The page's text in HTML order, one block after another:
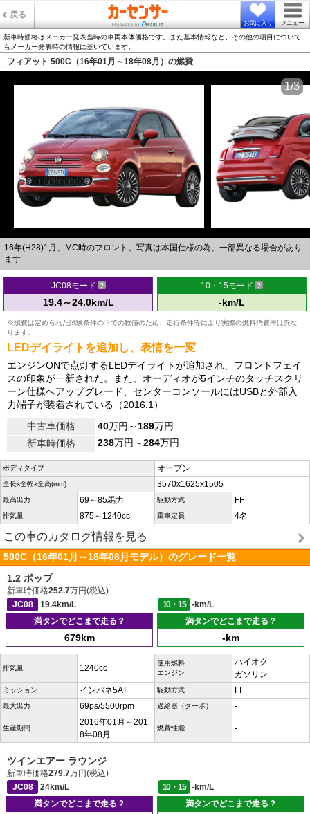
戻る
お気に入り メニュー
新車時価格はメーカー発表当時の車両本体価格です。また基本情報など、その他の項目について
もメーカー発表時の情報に基いています。
フィアット 500C（16年01月～18年08月）の燃費
16年(H28)1月、MC時のフロント。写真は本国仕様の為、一部異なる場合があり
ます
1/3
JC08モード
19.4～24.0km/L
10・15モード
-km/L
※燃費は定められた試験条件の下での数値のため、走行条件等により実際の燃料消費率は異な
ります。
LEDデイライトを追加し、表情を一変
エンジンONで点灯するLEDデイライトが追加され、フロントフェイ
スの印象が一新された。また、オーディオが5インチのタッチスクリ
ーン仕様へアップグレード、センターコンソールにはUSBと外部入
力端子が装着されている（2016.1）
中古車価格
40万円～189万円
新車時価格
238万円～284万円
ボディタイプ オープン
全長x全幅x全高(mm) 3570x1625x1505
最高出力 69～85馬力 駆動方式 FF
排気量 875～1240cc 乗車定員 4名
この車のカタログ情報を見る
500C（16年01月～18年08月モデル）のグレード一覧
1.2 ポップ
新車時価格252.7万円(税込)
JC08
19.4km/L 10・15
-km/L
満タンでどこまで走る？
679km
満タンでどこまで走る？
-km
排気量 1240cc
使用燃料
エンジン
ハイオク
ガソリン
ミッション インパネ5AT 駆動方式 FF
最大出力 69ps/5500rpm 過給器（ターボ） -
生産期間
2016年01月～201
8年08月
燃費性能 -
ツインエアー ラウンジ
新車時価格279.7万円(税込)
JC08
24km/L 10・15
-km/L
満タンでどこまで走る？
満タンでどこまで走る？